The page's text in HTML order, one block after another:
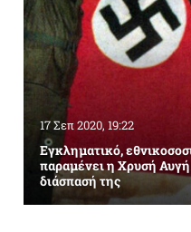
17 Σεπ 2020, 19:22
Εγκληματικό,
παραμένει η Χρυσή
διάσπασή της